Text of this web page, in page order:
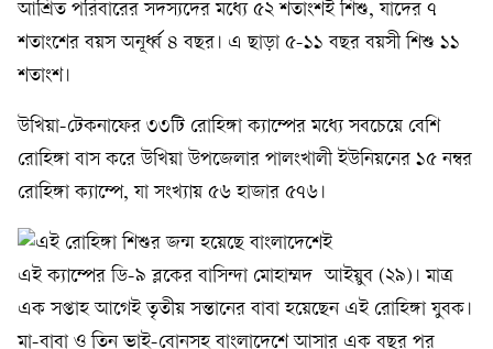
আশ্রিত পরিবারের সদস্যদের মধ্যে ৫২ শতাংশই শিশু, যাদের ৭
শতাংশের বয়স অনূর্ধ্ব ৪ বছর। এ ছাড়া ৫-১১ বছর বয়সী শিশু ১১
শতাংশ।
উখিয়া-টেকনাফের ৩৩টি রোহিঙ্গা ক্যাম্পের মধ্যে সবচেয়ে বেশি
রোহিঙ্গা বাস করে উখিয়া উপজেলার পালংখালী ইউনিয়নের ১৫ নম্বর
রোহিঙ্গা ক্যাম্পে, যা সংখ্যায় ৫৬ হাজার ৫৭৬।
এই ক্যাম্পের ডি-৯ ব্লকের বাসিন্দা মোহাম্মদ আইয়ুব (২৯)। মাত্র
এক সপ্তাহ আগেই তৃতীয় সন্তানের বাবা হয়েছেন এই রোহিঙ্গা যুবক।
মা-বাবা ও তিন ভাই-বোনসহ বাংলাদেশে আসার এক বছর পর